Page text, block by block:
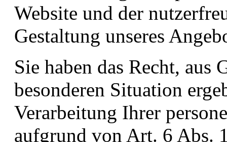
Website und der
Gestaltung unseres
Sie haben das Recht, aus
besonderen Situation
Verarbeitung Ihrer
aufgrund von Art. 6 Abs.